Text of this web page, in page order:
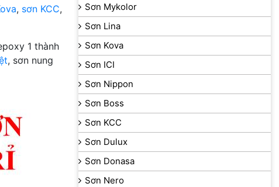
, sơn KCC,
1 thành
, sơn nung
Sơn Mykolor
Sơn Lina
Sơn Kova
Sơn ICI
Sơn Nippon
Sơn Boss
Sơn KCC
Sơn Dulux
Sơn Donasa
Sơn Nero